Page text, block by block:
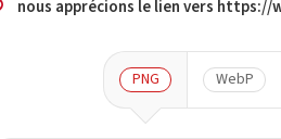
nous apprécions le lien vers https://
PNG WebP